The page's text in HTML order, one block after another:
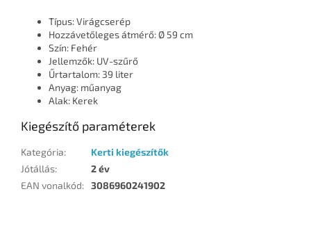
Típus: Virágcserép
Hozzávetőleges átmérő: Ø 59 cm
Szín: Fehér
Jellemzők: UV-szűrő
Űrtartalom: 39 liter
Anyag: műanyag
Alak: Kerek
Kiegészítő paraméterek
Kategória:
Kerti kiegészítők
Jótállás:
2 év
EAN vonalkód: 3086960241902